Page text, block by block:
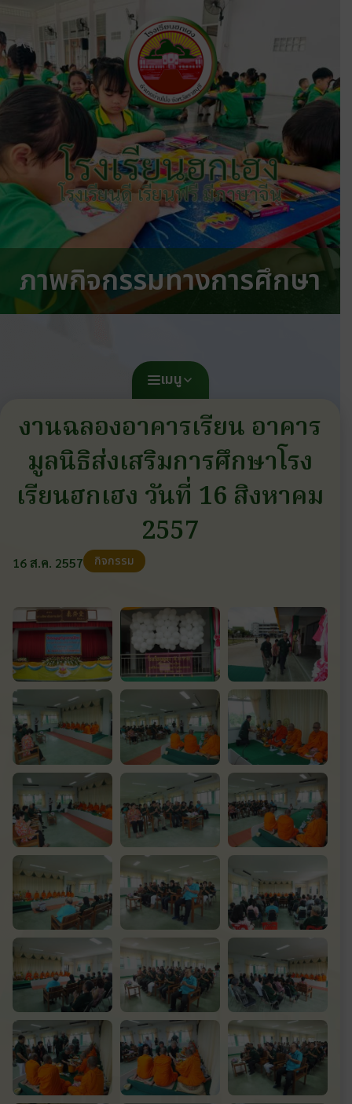
โรงเรียนฮกเฮง
โรงเรียนดี เรียนฟรี มีภาษาจีน
ภาพกิจกรรมทางการศึกษา
เมนู
งานฉลองอาคารเรียน อาคาร
มูลนิธิส่งเสริมการศึกษาโรง
เรียนฮกเฮง วันที่ 16 สิงหาคม
2557
16 ส.ค. 2557 กิจกรรม